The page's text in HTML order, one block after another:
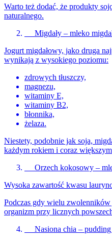
Warto też dodać, że produkty
naturalnego.
Migdały – mleko
Jogurt migdałowy, jako druga
wynikają z wysokiego poziomu:
zdrowych tłuszczy,
magnezu,
witaminy E,
witaminy B2,
błonnika,
żelaza.
Niestety, podobnie jak soja,
każdym rokiem i coraz
Orzech kokosowy –
Wysoka zawartość kwasu
Podczas gdy wielu
organizm przy licznych
Nasiona chia –